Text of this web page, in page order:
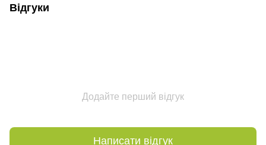
Відгуки
Додайте перший відгук
Написати відгук